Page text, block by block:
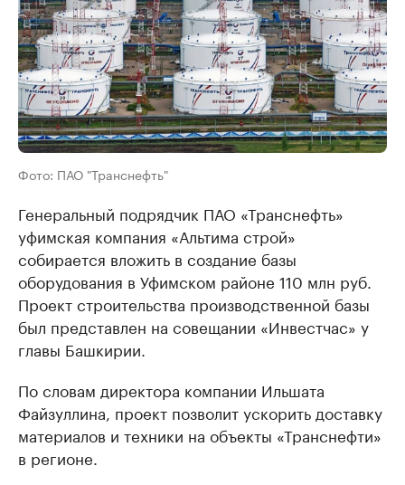
Фото: ПАО "Транснефть"
Генеральный подрядчик ПАО «Транснефть»
уфимская компания «Альтима строй»
собирается вложить в создание базы
оборудования в Уфимском районе 110 млн руб.
Проект строительства производственной базы
был представлен на совещании «Инвестчас» у
главы Башкирии.
По словам директора компании Ильшата
Файзуллина, проект позволит ускорить доставку
материалов и техники на объекты «Транснефти»
в регионе.